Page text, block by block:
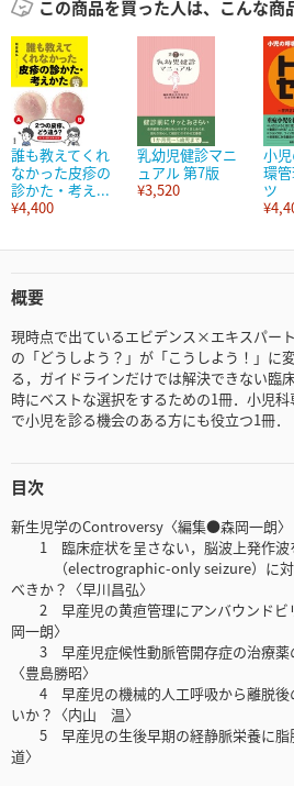
この商品を買った人は、こんな商
誰も教えてくれ
なかった皮疹の
診かた・考え...
¥4,400
乳幼児健診マニ
ュアル 第7版
¥3,520
小
環
ツ
概要
現時点で出ているエビデンス×エキスパー
の「どうしよう？」が「こうしよう！」
る，ガイドラインだけでは解決できない臨
時にベストな選択をするための1冊．小児
で小児を診る機会のある方にも役立つ1冊．
目次
新生児学のControversy〈編集●森岡一朗〉
1 臨床症状を呈さない，脳波上発作波
（electrographic-only seizure）に対
べきか？〈早川昌弘〉
2 早産児の黄疸管理にアンバウンドビ
岡一朗〉
3 早産児症候性動脈管開存症の治療薬
〈豊島勝昭〉
4 早産児の機械的人工呼吸から離脱後
いか？〈内山 温〉
5 早産児の生後早期の経静脈栄養に脂
道〉